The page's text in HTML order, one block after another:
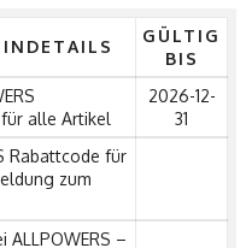
GÜLTIG
BIS
alle Artikel
2026-12-
31
Rabattcode für
zum
ALLPOWERS –